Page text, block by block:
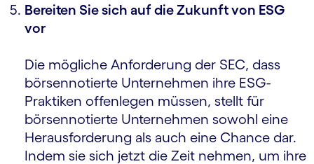
Bereiten Sie sich auf die Zukunft von ESG
vor
Die mögliche Anforderung der SEC, dass
börsennotierte Unternehmen ihre ESG-
Praktiken offenlegen müssen, stellt für
börsennotierte Unternehmen sowohl eine
Herausforderung als auch eine Chance dar.
Indem sie sich jetzt die Zeit nehmen, um ihre